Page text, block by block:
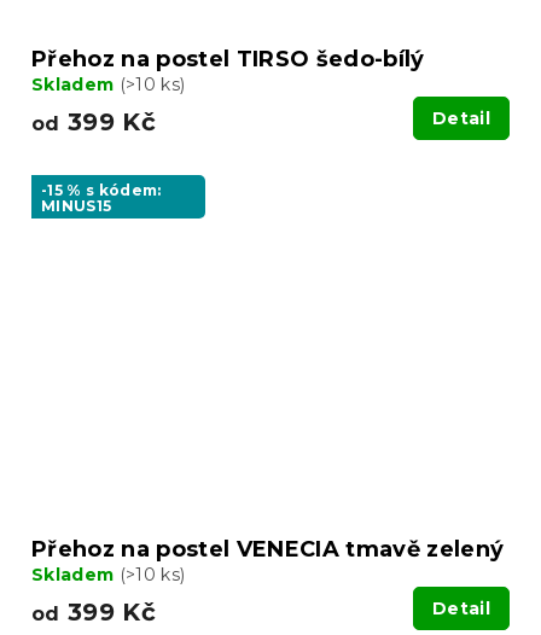
Přehoz na postel TIRSO šedo-bílý
Skladem (>10 ks)
od 399 Kč Detail
-15 % s kódem:
MINUS15
Přehoz na postel VENECIA tmavě zelený
Skladem (>10 ks)
od 399 Kč Detail